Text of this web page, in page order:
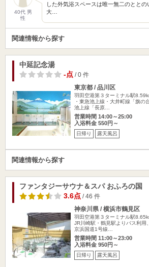
40代 男
性
した外気浴スペースは唯一無二のととの
大…
関連情報から探す
中延記念湯
-点/ 0 件
東京都 / 品川区
羽田空港第３ターミナル駅
・東急池上線・大井町線「旗の
池上線「長原…
営業時間 14:00～25:00
入浴料金 550円～
日帰り 露天風呂
関連情報から探す
ファンタジーサウナ＆スパ おふろの国
3.6点/ 46 件
神奈川県 / 横浜市鶴見区
羽田空港第３ターミナル駅
JR川崎駅・鶴見駅よりバス利用
京浜国道1号線…
営業時間 11:00～23:00
入浴料金 950円～
日帰り 露天風呂